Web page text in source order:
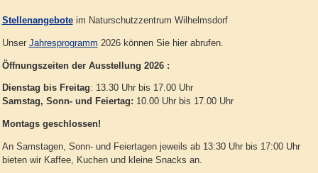
Stellenangeboteim Naturschutzzentrum Wilhelmsdorf
Unser Jahresprogramm 2026 können Sie hier abrufen.
Öffnungszeiten der Ausstellung 2026 :
Dienstag bis Freitag: 13.30 Uhr bis 17.00 Uhr
Samstag, Sonn- und Feiertag: 10.00 Uhr bis 17.00 Uhr
Montags geschlossen!
An Samstagen, Sonn- und Feiertagen jeweils ab 13:30 Uhr bis 17:00 Uhr
bieten wir Kaffee, Kuchen und kleine Snacks an.